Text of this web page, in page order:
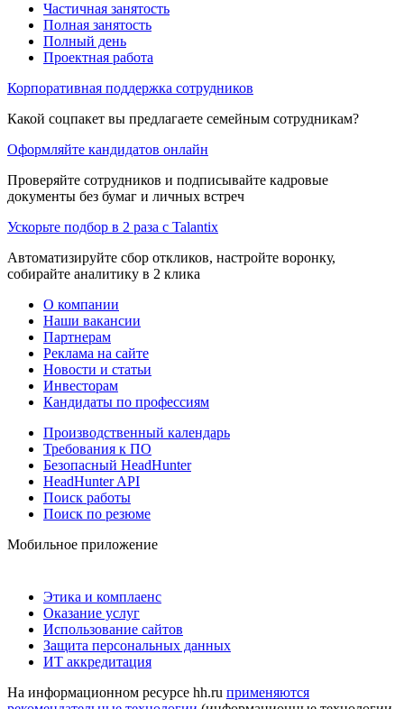
Частичная занятость
Полная занятость
Полный день
Проектная работа
Корпоративная поддержка сотрудников
Какой соцпакет вы предлагаете семейным сотрудникам?
Оформляйте кандидатов онлайн
Проверяйте сотрудников и подписывайте кадровые
документы без бумаг и личных встреч
Ускорьте подбор в 2 раза с Talantix
Автоматизируйте сбор откликов, настройте воронку,
собирайте аналитику в 2 клика
О компании
Наши вакансии
Партнерам
Реклама на сайте
Новости и статьи
Инвесторам
Кандидаты по профессиям
Производственный календарь
Требования к ПО
Безопасный HeadHunter
HeadHunter API
Поиск работы
Поиск по резюме
Мобильное приложение
Этика и комплаенс
Оказание услуг
Использование сайтов
Защита персональных данных
ИТ аккредитация
На информационном ресурсе hh.ru применяются